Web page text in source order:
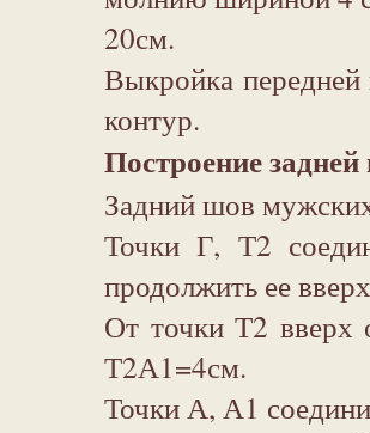
20см.
Выкройка
контур.
Построение
Задний шов
Точки Г, Т2
продолжить ее
От точки Т2 вверх
Т2А1=4см.
Точки А, А1